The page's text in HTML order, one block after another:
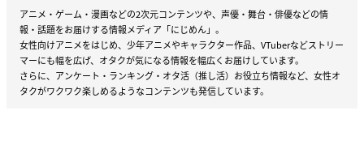
アニメ・ゲーム・漫画などの2次元コンテンツや、声優・舞台・俳優などの情
報・話題をお届けする情報メディア「にじめん」。
女性向けアニメをはじめ、少年アニメやキャラクター作品、VTuberなどストリー
マーにも幅を広げ、オタクが気になる情報を幅広くお届けしています。
さらに、アンケート・ランキング・オタ活（推し活）お役立ち情報など、女性オ
タクがワクワク楽しめるようなコンテンツも発信しています。